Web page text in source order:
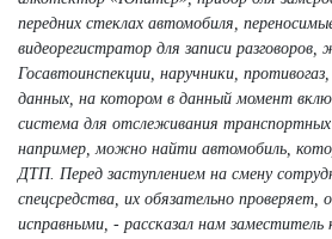
передних стеклах автомобиля,
видеорегистратор для записи разговоров,
Госавтоинспекции, наручники,
данных, на котором в данный момент
система для отслеживания
например, можно найти автомобиль,
ДТП. Перед заступлением на смену
спецсредства, их обязательно
исправными, - рассказал нам заместитель